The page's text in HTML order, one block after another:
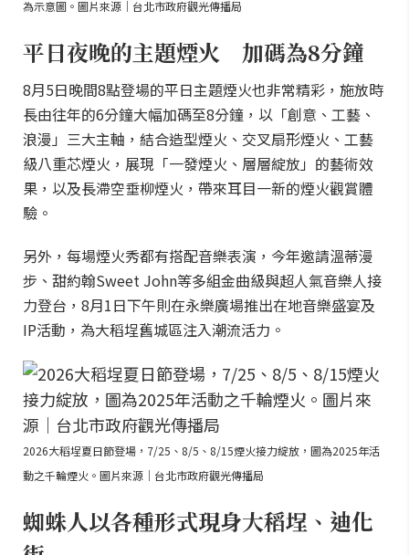
為示意圖。圖片來源｜台北市政府觀光傳播局
平日夜晚的主題煙火 加碼為8分鐘
8月5日晚間8點登場的平日主題煙火也非常精彩，施放時
長由往年的6分鐘大幅加碼至8分鐘，以「創意、工藝、
浪漫」三大主軸，結合造型煙火、交叉扇形煙火、工藝
級八重芯煙火，展現「一發煙火、層層綻放」的藝術效
果，以及長滯空垂柳煙火，帶來耳目一新的煙火觀賞體
驗。
另外，每場煙火秀都有搭配音樂表演，今年邀請溫蒂漫
步、甜約翰Sweet John等多組金曲級與超人氣音樂人接
力登台，8月1日下午則在永樂廣場推出在地音樂盛宴及
IP活動，為大稻埕舊城區注入潮流活力。
2026大稻埕夏日節登場，7/25、8/5、8/15煙火接力綻放，圖為2025年活
動之千輪煙火。圖片來源｜台北市政府觀光傳播局
蜘蛛人以各種形式現身大稻埕、迪化